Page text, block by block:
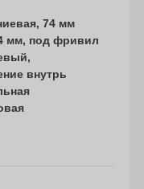
74 мм
мм, под фривил
внутрь